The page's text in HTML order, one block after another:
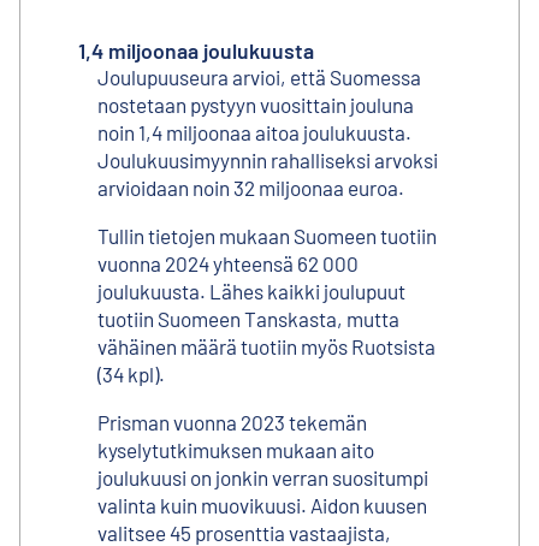
1,4 miljoonaa joulukuusta
Joulupuuseura arvioi, että Suomessa
nostetaan pystyyn vuosittain jouluna
noin 1,4 miljoonaa aitoa joulukuusta.
Joulukuusimyynnin rahalliseksi arvoksi
arvioidaan noin 32 miljoonaa euroa.
Tullin tietojen mukaan Suomeen tuotiin
vuonna 2024 yhteensä 62 000
joulukuusta. Lähes kaikki joulupuut
tuotiin Suomeen Tanskasta, mutta
vähäinen määrä tuotiin myös Ruotsista
(34 kpl).
Prisman vuonna 2023 tekemän
kyselytutkimuksen mukaan aito
joulukuusi on jonkin verran suositumpi
valinta kuin muovikuusi. Aidon kuusen
valitsee 45 prosenttia vastaajista,